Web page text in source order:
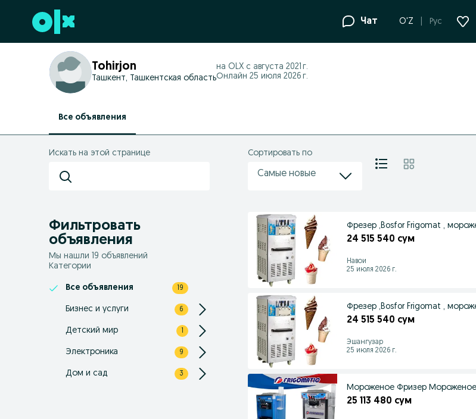
Перейти к нижнему колонтитулу Чат O'Z Рус
Tohirjon
Ташкент, Ташкентская область
на OLX с августа 2021 г.
Онлайн 25 июля 2026 г.
Все объявления
Искать на этой странице
Фильтровать
объявления
Мы нашли 19 объявлений
Категории
Все объявления 19
Бизнес и услуги 6
Детский мир 1
Электроника 9
Дом и сад 3
Сортировать по
Самые новые
Фрезер ,Bosfor Frigomat ,
24 515 540 сум
Навои
25 июля 2026 г.
Фрезер ,Bosfor Frigomat ,
24 515 540 сум
Эшангузар
25 июля 2026 г.
Мороженое Фризер Мороженое
25 113 480 сум